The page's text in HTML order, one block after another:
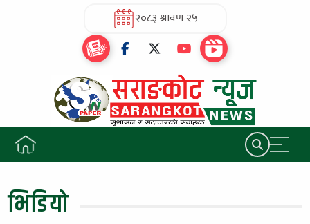
२०८३ श्रावण २५
भिडियो